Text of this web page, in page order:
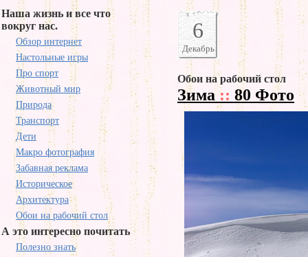
Наша жизнь и все что
вокруг нас.
Обзор интернет
Настольные игры
Про спорт
Животный мир
Природа
Транспорт
Дети
Макро фотография
Забавная реклама
Историческое
Архитектура
Обои на рабочий стол
А это интересно почитать
Полезно знать
6
Декабрь
Обои на рабочий стол
Зима:: 80 Фото